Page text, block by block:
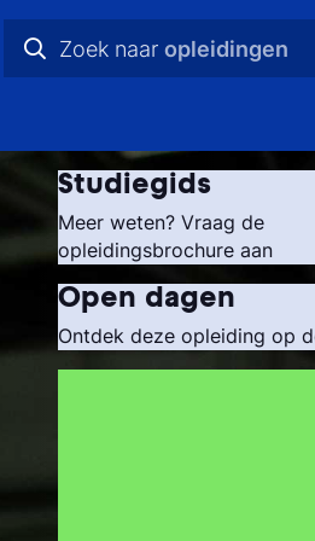
Zoek naar opleidingen
videos
opleidingen
Studiegids
Meer weten? Vraag de
opleidingsbrochure aan
Open dagen
Ontdek deze opleiding op